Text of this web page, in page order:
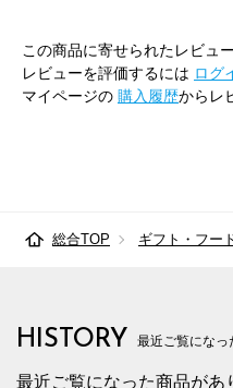
この商品に寄せられたレビュ
レビューを評価するには ログ
マイページの 購入履歴からレ
総合TOP ギフト・フー
HISTORY 最近ご覧になっ
最近ご覧になった商品があ